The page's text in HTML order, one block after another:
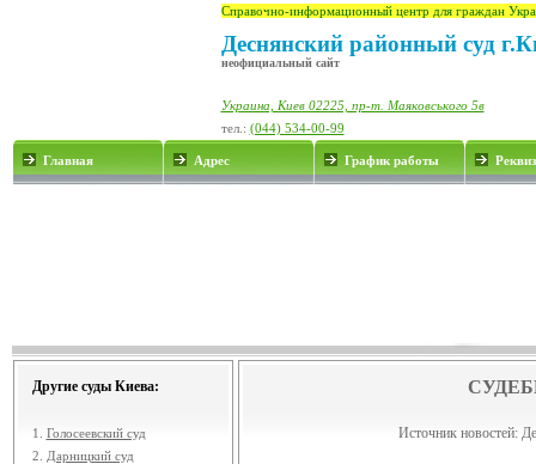
Справочно-информационный центр для граждан
Деснянский районный суд
неофициальный сайт
Украина, Киев 02225, пр-т. Маяковського 5в
тел.: (044) 534-00-99
Главная Адрес График работы
Другие суды Киева:
1. Голосеевский суд
2.
Дарницкий суд
Источник новостей: